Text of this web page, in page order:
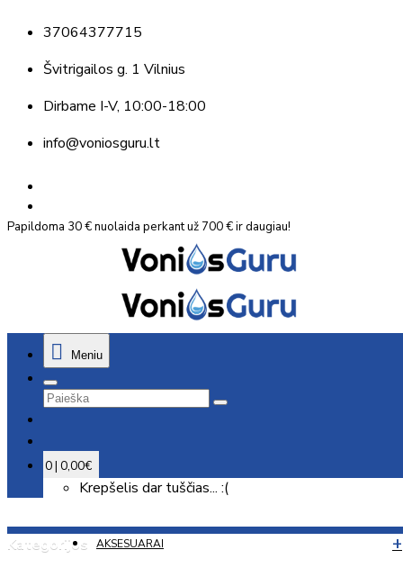
37064377715
Švitrigailos g. 1 Vilnius
Dirbame I-V, 10:00-18:00
info@voniosguru.lt
Papildoma 30 € nuolaida perkant už 700 € ir daugiau!
Meniu
0 | 0,00€
Krepšelis dar tuščias... :(
Kategorijos AKSESUARAI